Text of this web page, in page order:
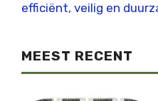
efficiënt, veilig en
MEEST RECENT